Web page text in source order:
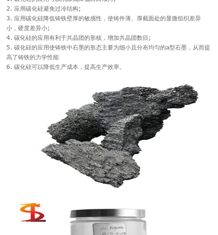
2. 应用碳化硅避免过冷结构;
3. 应用碳化硅降低铸铁壁厚的敏感性，使铸件薄、厚截面处的显微组织差异
小，硬度差异小;
4. 碳化硅的应用有利于共晶团的形核，增加共晶团数目;
5. 碳化硅的应用使铸铁中石墨的形态主要为细小且分布均匀的a型石墨，从而提
高了铸铁的力学性能
6. 碳化硅可以降低生产成本，提高生产效率。